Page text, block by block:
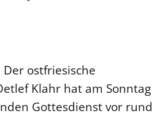
ostfriesische
Klahr hat am Sonntag
Gottesdienst vor rund